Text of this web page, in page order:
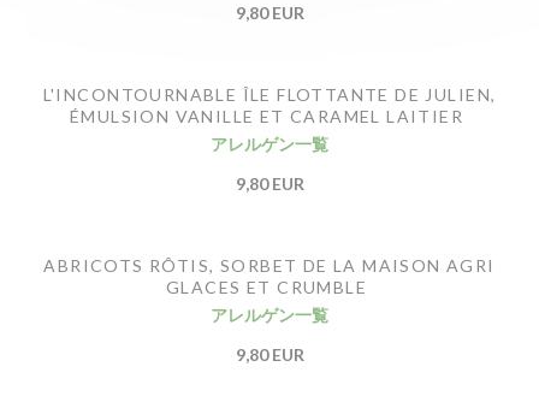
9,80 EUR
L'INCONTOURNABLE ÎLE FLOTTANTE DE JULIEN,
ÉMULSION VANILLE ET CARAMEL LAITIER
アレルゲン一覧
9,80 EUR
ABRICOTS RÔTIS, SORBET DE LA MAISON AGRI
GLACES ET CRUMBLE
アレルゲン一覧
9,80 EUR